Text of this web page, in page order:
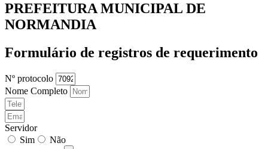
PREFEITURA MUNICIPAL DE
NORMANDIA
Formulário de registros de requerimento
Nº protocolo
Nome Completo
Servidor
Sim
Não